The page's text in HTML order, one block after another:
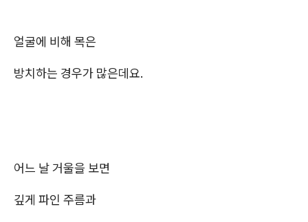
얼굴에 비해 목은
방치하는 경우가 많은데요.
어느 날 거울을 보면
깊게 파인 주름과